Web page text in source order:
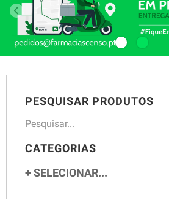
PESQUISAR PRODUTOS
CATEGORIAS
SELECIONAR...
VETERINÁRIA